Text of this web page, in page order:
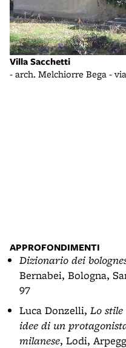
Villa Sacchetti
- arch. Melchiorre Bega -
APPROFONDIMENTI
Dizionario dei
Bernabei, Bologna,
97
Luca Donzelli, Lo
idee di un
milanese, Lodi,